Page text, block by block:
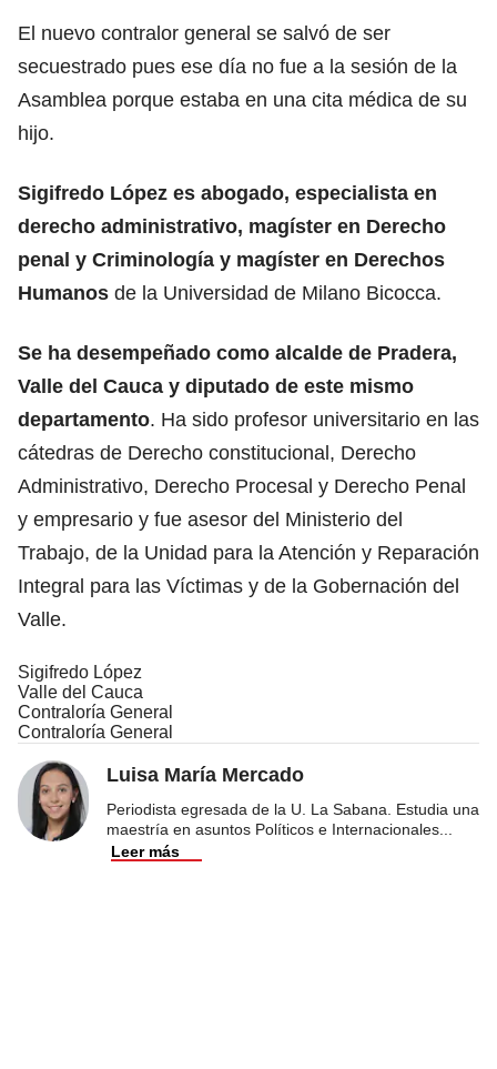
El nuevo contralor general se salvó de ser
secuestrado pues ese día no fue a la sesión de la
Asamblea porque estaba en una cita médica de su
hijo.
Sigifredo López es abogado, especialista en
derecho administrativo, magíster en Derecho
penal y Criminología y magíster en Derechos
Humanos de la Universidad de Milano Bicocca.
Se ha desempeñado como alcalde de Pradera,
Valle del Cauca y diputado de este mismo
departamento. Ha sido profesor universitario en las
cátedras de Derecho constitucional, Derecho
Administrativo, Derecho Procesal y Derecho Penal
y empresario y fue asesor del Ministerio del
Trabajo, de la Unidad para la Atención y Reparación
Integral para las Víctimas y de la Gobernación del
Valle.
Sigifredo López
Valle del Cauca
Contraloría General
Contraloría General
Luisa María Mercado
Periodista egresada de la U. La Sabana. Estudia una
maestría en asuntos Políticos e Internacionales
Leer más